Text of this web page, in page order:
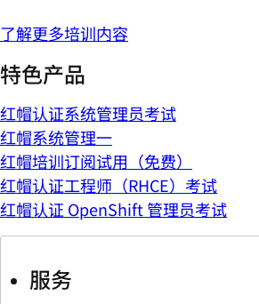
了解更多培训内容
特色产品
红帽认证系统管理员考试
红帽系统管理一
红帽培训订阅试用（免费）
红帽认证工程师（RHCE）考试
红帽认证 OpenShift 管理员考试
服务